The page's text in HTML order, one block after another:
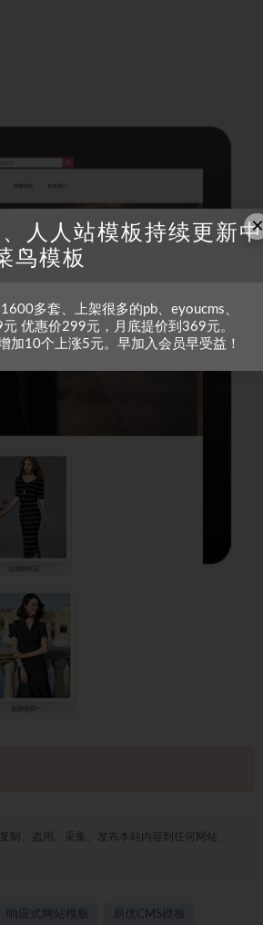
、盗用、采集、发布本站内容到任何网站、
响应式网站模板 易优CMS模板
×
人人站模板持续更新中
鸟模板
多套、上架很多的pb、eyoucms、
优惠价299元，月底提价到369元。
加10个上涨5元。早加入会员早受益！